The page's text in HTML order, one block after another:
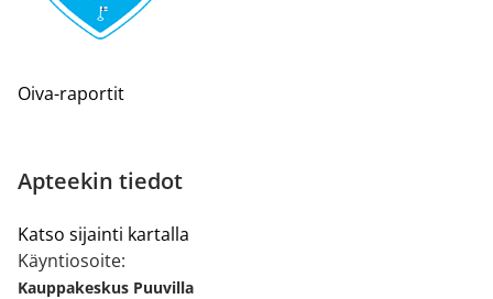
Oiva-raportit
Apteekin tiedot
Katso sijainti kartalla
Käyntiosoite:
Kauppakeskus Puuvilla